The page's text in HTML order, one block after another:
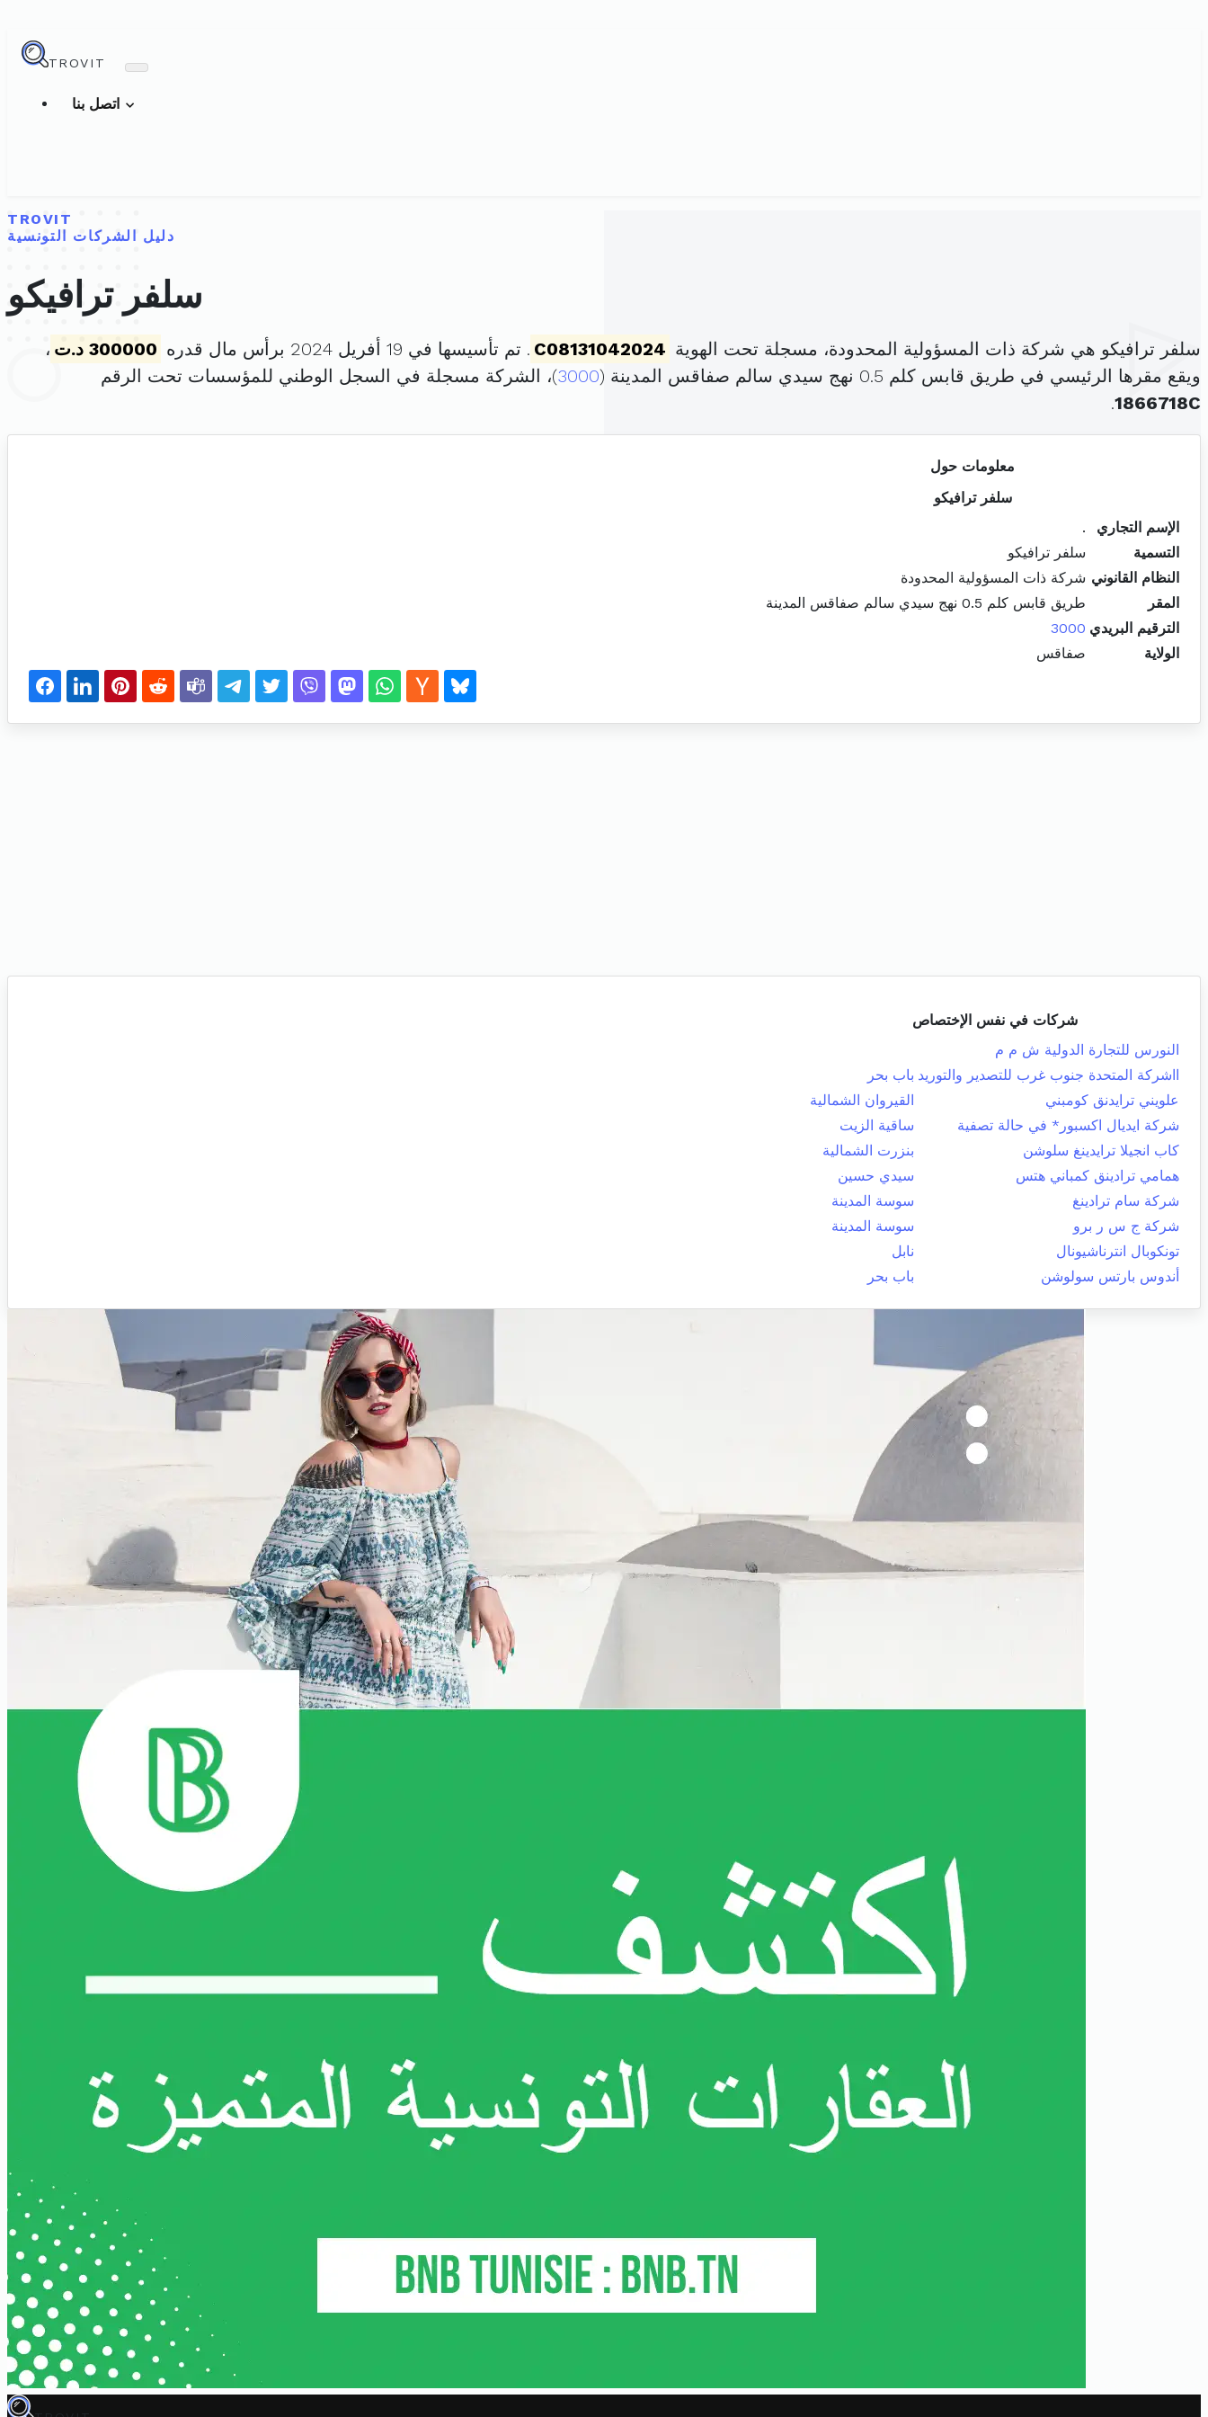
TROVIT
TROVIT
دليل الشركات التونسية
سلفر ترافيكو
سلفر ترافيكو هي شركة ذات المسؤولية المحدودة، مسجلة تحت الهوية C08131042024 . تم تأسيسها في 19 أفريل 2024 برأس مال قدره 300000 د.ت
،
ويقع مقرها الرئيسي في طريق قابس كلم 0.5 نهج سيدي سالم صفاقس المدينة (
3000)، الشركة مسجلة في السجل الوطني للمؤسسات تحت الرقم
1866718C
.
معلومات حول
سلفر ترافيكو
الإسم التجاري
.
التسمية
سلفر ترافيكو
النظام القانوني شركة ذات المسؤولية المحدودة
المقر
طريق قابس كلم 0.5 نهج سيدي سالم صفاقس المدينة
الترقيم البريدي 3000
الولاية
صفاقس
شركات في نفس الإختصاص
النورس للتجارة الدولية ش م م
ااشركة المتحدة جنوب غرب للتصدير والتوريد باب بحر
علويني ترايدنق كومبني
القيروان الشمالية
شركة ايديال اكسبور* في حالة تصفية
ساقية الزيت
كاب انجيلا ترايدينغ سلوشن
بنزرت الشمالية
همامي ترادينق كمباني هتس
سيدي حسين
شركة سام ترادينغ
سوسة المدينة
شركة ج س ر برو
سوسة المدينة
تونكوبال انترناشيونال
نابل
أندوس بارتس سولوشن
باب بحر